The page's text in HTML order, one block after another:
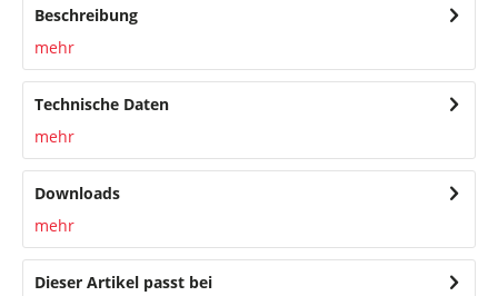
Beschreibung
mehr
Technische Daten
mehr
Downloads
mehr
Dieser Artikel passt bei